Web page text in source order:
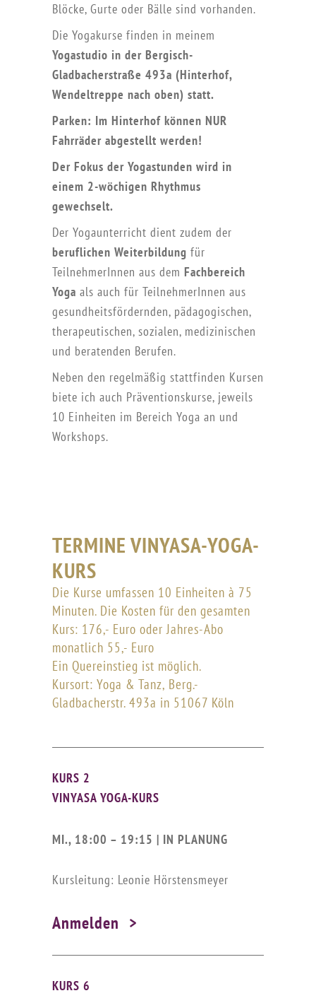
Blöcke, Gurte oder Bälle sind vorhanden.
Die Yogakurse finden in meinem
Yogastudio in der Bergisch-
Gladbacherstraße 493a (Hinterhof,
Wendeltreppe nach oben) statt.
Parken: Im Hinterhof können NUR
Fahrräder abgestellt werden!
Der Fokus der Yogastunden wird in
einem 2-wöchigen Rhythmus
gewechselt.
Der Yogaunterricht dient zudem der
beruflichen Weiterbildung für
TeilnehmerInnen aus dem Fachbereich
Yoga als auch für TeilnehmerInnen aus
gesundheitsfördernden, pädagogischen,
therapeutischen, sozialen, medizinischen
und beratenden Berufen.
Neben den regelmäßig stattfinden Kursen
biete ich auch Präventionskurse, jeweils
10 Einheiten im Bereich Yoga an und
Workshops.
TERMINE VINYASA-YOGA-
KURS
Die Kurse umfassen 10 Einheiten à 75
Minuten. Die Kosten für den gesamten
Kurs: 176,- Euro oder Jahres-Abo
monatlich 55,- Euro
Ein Quereinstieg ist möglich.
Kursort: Yoga & Tanz, Berg.-
Gladbacherstr. 493a in 51067 Köln
KURS 2
VINYASA YOGA-KURS
MI., 18:00 – 19:15 | IN PLANUNG
Kursleitung: Leonie Hörstensmeyer
Anmelden
KURS 6